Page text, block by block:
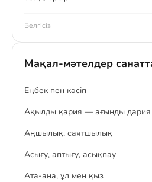
Белгісіз
Мақал-мәтелдер
Eңбек пен кәсіп
Ақылды қария — ағынды дария
Аңшылық, саятшылық
Асығу, аптығу, асықпау
Ата-ана, ұл мен қыз